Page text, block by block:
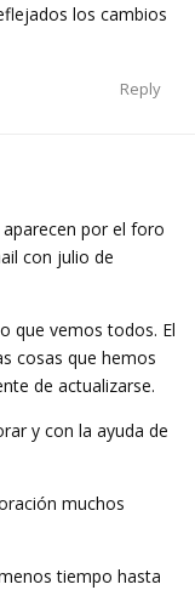
los cambios
Reply
por el foro
con julio de
que vemos todos. El
cosas que hemos
de actualizarse.
y con la ayuda de
muchos
tiempo hasta